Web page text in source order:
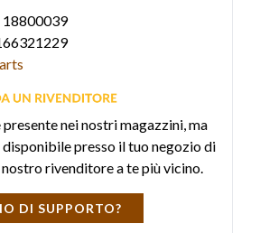
18800039
nei nostri magazzini, ma
presso il tuo negozio di
rivenditore a te più vicino.
DI SUPPORTO?